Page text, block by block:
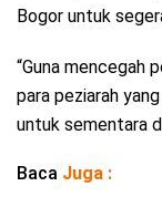
Bogor untuk
“Guna mencegah
para peziarah
untuk sementara
Baca Juga :